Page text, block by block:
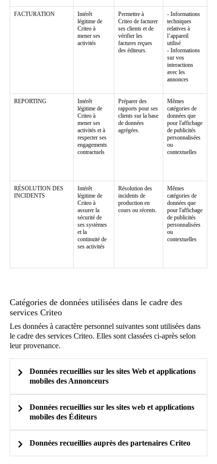
FACTURATION
Intérêt
légitime de
Criteo à
mener ses
activités
Permettre à
Criteo de facturer
ses clients et de
vérifier les
factures reçues
des éditeurs.
- Informations
techniques
relatives à
l’appareil
utilisé
- Informations
sur vos
interactions
avec les
annonces
REPORTING
Intérêt
légitime de
Criteo à
mener ses
activités et à
respecter ses
engagements
contractuels
Préparer des
rapports pour ses
clients sur la base
de données
agrégées.
Mêmes
catégories de
données que
pour l'affichage
de publicités
personnalisées
ou
contextuelles
RÉSOLUTION DES
INCIDENTS
Intérêt
légitime de
Criteo à
assurer la
sécurité de
ses systèmes
et la
continuité de
ses activités
Résolution des
incidents de
production en
cours ou récents.
Mêmes
catégories de
données que
pour l'affichage
de publicités
personnalisées
ou
contextuelles
Catégories de données utilisées dans le cadre des
services Criteo
Les données à caractère personnel suivantes sont utilisées dans
le cadre des services Criteo. Elles sont classées ci-après selon
leur provenance.
Données recueillies sur les sites Web et applications
mobiles des Annonceurs
Données recueillies sur les sites web et applications
mobiles des Éditeurs
Identifiants
Données recueillies auprès des partenaires Criteo